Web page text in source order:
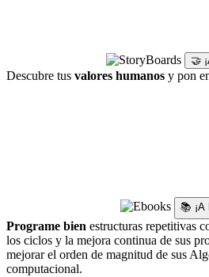
🤝
Descubre tus valores humanos y pon
📚 ¡A
Programe bien estructuras repetitivas
los ciclos y la mejora continua de sus
mejorar el orden de magnitud de sus
computacional.